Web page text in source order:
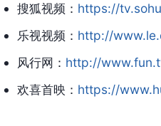
搜狐视频： https://
乐视视频： http://
风行网： http://
欢喜首映： https://